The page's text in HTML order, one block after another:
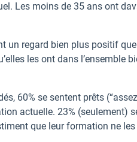
Les moins de 35 ans ont
un regard bien plus positif
les ont dans l’ensemble
60% se sentent prêts
actuelle. 23% (seulement)
que leur formation ne